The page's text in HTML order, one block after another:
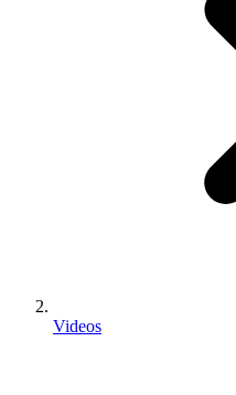
Videos